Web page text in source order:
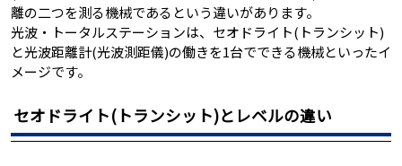
離の二つを測る機械であるという違いがあります。
光波・トータルステーションは、セオドライト(トランシット)
と光波距離計(光波測距儀)の働きを1台でできる機械といったイ
メージです。
セオドライト(トランシット)とレベルの違い